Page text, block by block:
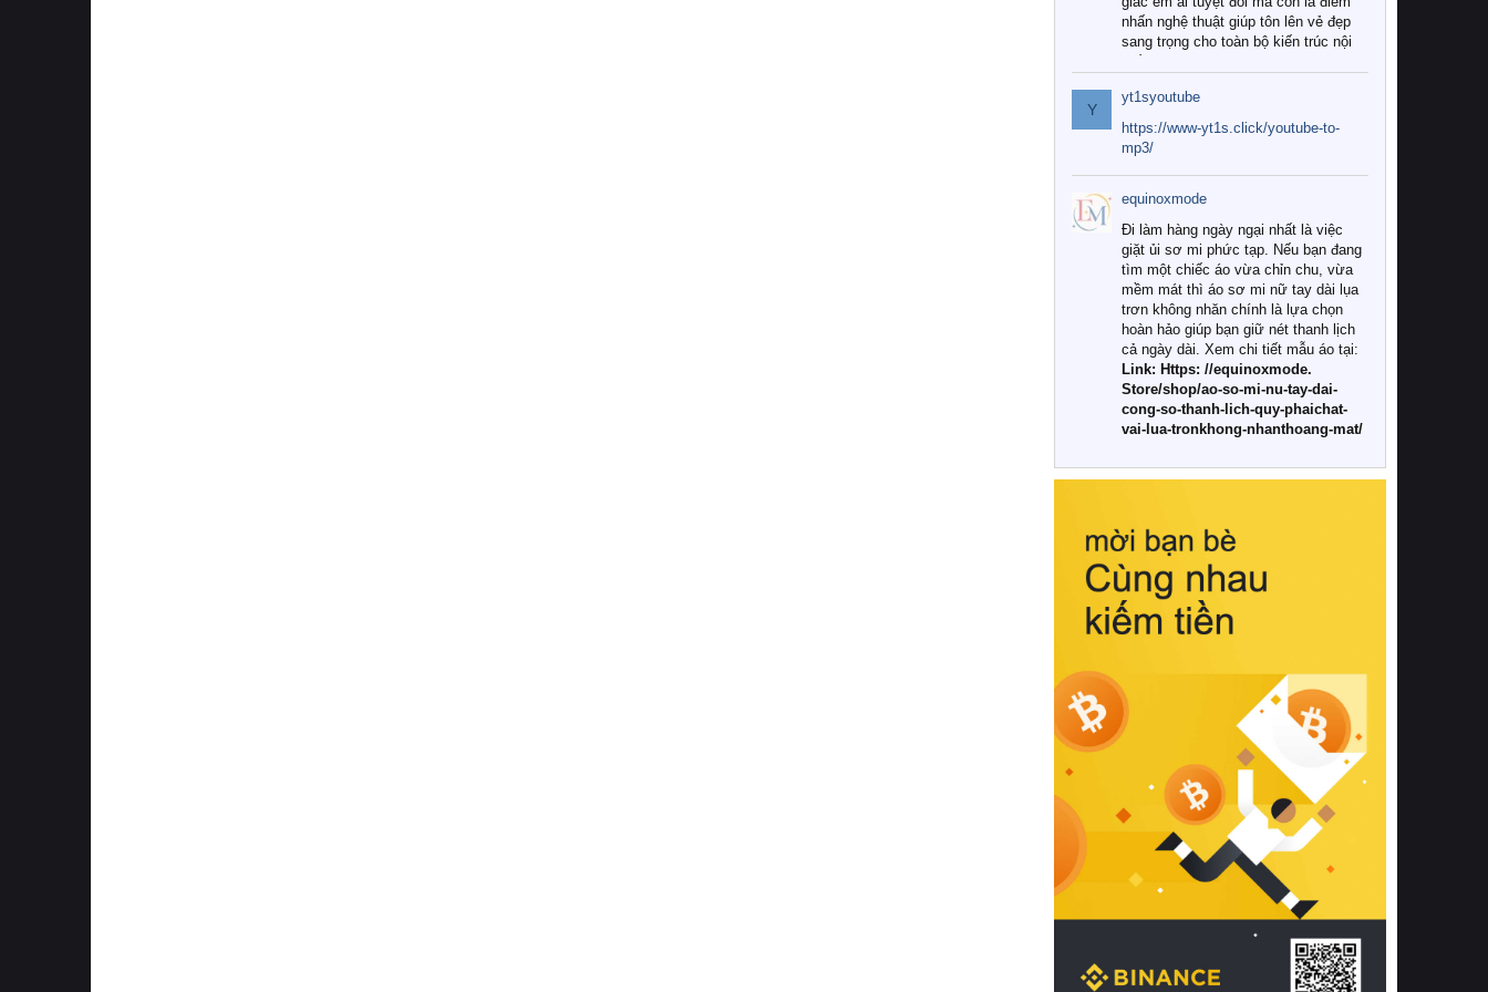
nhấn nghệ thuật giúp tôn lên vẻ đẹp
sang trọng cho toàn bộ kiến trúc nội
Tuy nhiên, giữa thị trường đa dạng
với vô vàn thương hiệu và mẫu mã
như hiện nay, làm thế nào để chọn
được những bộ chăn ga gối đệm cao
cấp thực sự chất lượng, phù hợp với
khí hậu và nhu cầu sử dụng của gia
đình? Hãy cùng chúng tôi đi tìm lời
giải đáp chi tiết qua bài viết dưới đây.
1. Tại sao các gia đình hiện đại lại ưa
chuộng chăn ga gối đệm cao cấp?
Khác với các dòng sản phẩm thông
thường, những bộ chăn ga gối đệm
cao cấp trải qua quy trình sản xuất
nghiêm ngặt từ khâu chọn lọc nguyên
liệu tự nhiên đến công nghệ dệt
nhuộm hiện đại không chứa hóa chất
này, bạn sẽ cảm nhận rõ rệt sự khác
hồi chuẩn xác của phần đệm nâng đỡ
cột sống.
Bên cạnh đó, việc lựa chọn các dòng
sản phẩm đạt chuẩn chất lượng quốc
tế còn giúp ngăn ngừa tình trạng kích
khuẩn và nấm mốc trong điều kiện
thời tiết nóng ẩm. Bạn có thể tìm hiểu
thêm các nghiên cứu khoa học về tác
động của giấc ngủ và môi trường
phòng ngủ đối với sức khỏe con
người tại Sleep Foundation (External
Link) để có cái nhìn toàn diện hơn.
2. Các tiêu chí vàng khi lựa chọn
chăn ga gối đệm cao cấp cho phòng
ngủ
Để sở hữu một bộ chăn ga gối đệm
cao cấp hoàn hảo cả về thẩm mỹ lẫn
công năng, người tiêu dùng cần cân
nhắc kỹ lưỡng các tiêu chí quan trọng
Y
yt1syoutube
https://www-yt1s.click/youtube-to-
mp3/
equinoxmode
Đi làm hàng ngày ngại nhất là việc
giặt ủi sơ mi phức tạp. Nếu bạn đang
tìm một chiếc áo vừa chỉn chu, vừa
mềm mát thì áo sơ mi nữ tay dài lụa
trơn không nhăn chính là lựa chọn
hoàn hảo giúp bạn giữ nét thanh lịch
cả ngày dài. Xem chi tiết mẫu áo tại:
Link: Https: //equinoxmode.
Store/shop/ao-so-mi-nu-tay-dai-
cong-so-thanh-lich-quy-phaichat-
vai-lua-tronkhong-nhanthoang-mat/